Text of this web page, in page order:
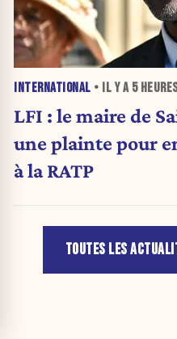
INTERNATIONAL • IL Y A 5
LFI : le maire de
une plainte pour
à la RATP
TOUTES LES